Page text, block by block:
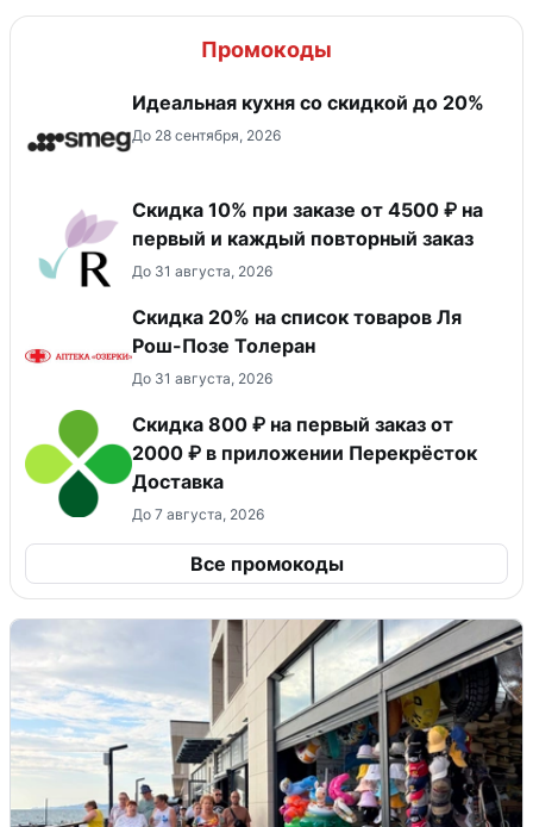
Промокоды
Идеальная кухня со скидкой до 20%
До 28 сентября, 2026
Скидка 10% при заказе от 4500 ₽ на
первый и каждый повторный заказ
До 31 августа, 2026
Скидка 20% на список товаров Ля
Рош-Позе Толеран
До 31 августа, 2026
Скидка 800 ₽ на первый заказ от
2000 ₽ в приложении Перекрёсток
Доставка
До 7 августа, 2026
Все промокоды